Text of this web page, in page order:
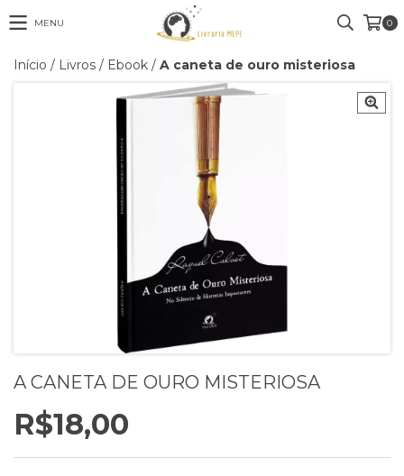
MENU 0
Início / Livros / Ebook / A caneta de ouro misteriosa
A CANETA DE OURO MISTERIOSA
R$18,00